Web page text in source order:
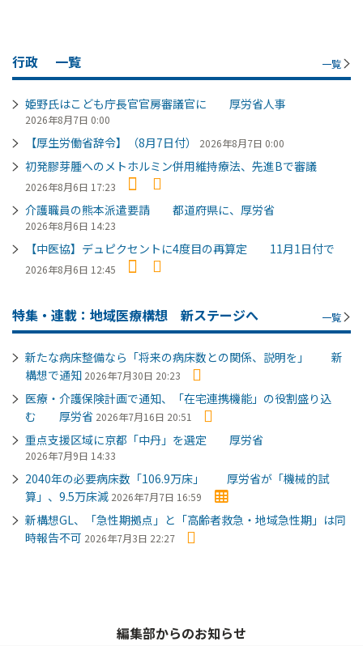
行政 一覧 一覧
姫野氏はこども庁長官官房審議官に 厚労省人事
2026年8月7日 0:00
【厚生労働省辞令】（8月7日付） 2026年8月7日 0:00
初発膠芽腫へのメトホルミン併用維持療法、先進Bで審議
2026年8月6日 17:23
介護職員の熊本派遣要請 都道府県に、厚労省
2026年8月6日 14:23
【中医協】デュピクセントに4度目の再算定 11月1日付で
2026年8月6日 12:45
特集・連載：地域医療構想 新ステージへ 一覧
新たな病床整備なら「将来の病床数との関係、説明を」 新
構想で通知 2026年7月30日 20:23
医療・介護保険計画で通知、「在宅連携機能」の役割盛り込
む 厚労省 2026年7月16日 20:51
重点支援区域に京都「中丹」を選定 厚労省
2026年7月9日 14:33
2040年の必要病床数「106.9万床」 厚労省が「機械的試
算」、9.5万床減 2026年7月7日 16:59
新構想GL、「急性期拠点」と「高齢者救急・地域急性期」は同
時報告不可 2026年7月3日 22:27
編集部からのお知らせ